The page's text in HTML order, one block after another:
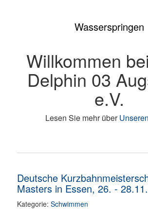
Wasserspringen
Willkommen
Delphin 03
e.V.
Lesen Sie mehr über
Deutsche
Masters in Essen, 26. -
Kategorie: Schwimmen